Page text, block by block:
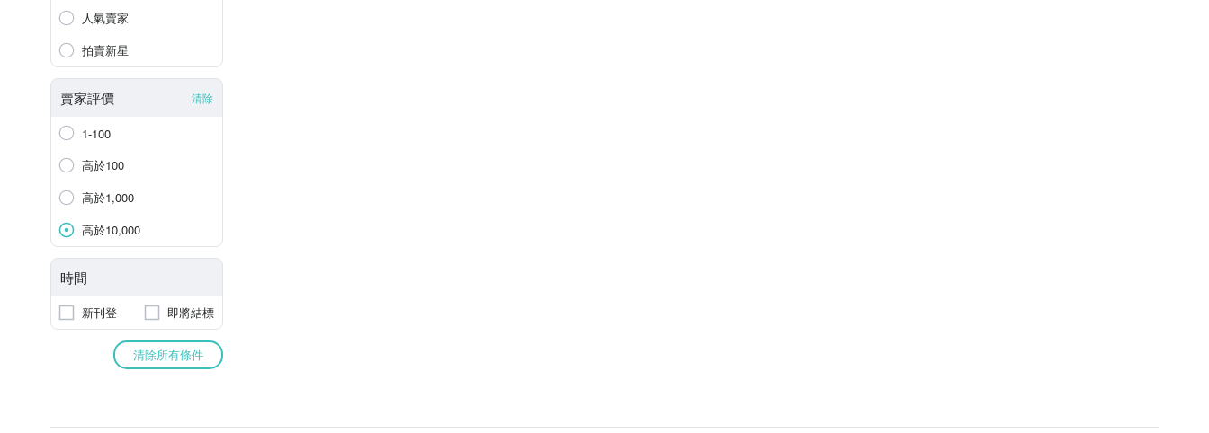
人氣賣家
拍賣新星
賣家評價 清除
1-100
高於100
高於1,000
高於10,000
時間
新刊登 即將結標
清除所有條件